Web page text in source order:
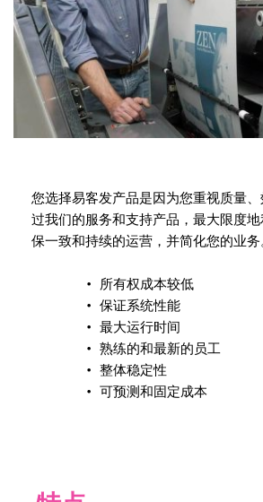
您选择易客发产品是因为您重视质量
过我们的服务和支持产品，最大限度
保一致和持续的运营，并简化您的业务
所有权成本较低
保证系统性能
最大运行时间
熟练的和最新的员工
整体稳定性
可预测和固定成本